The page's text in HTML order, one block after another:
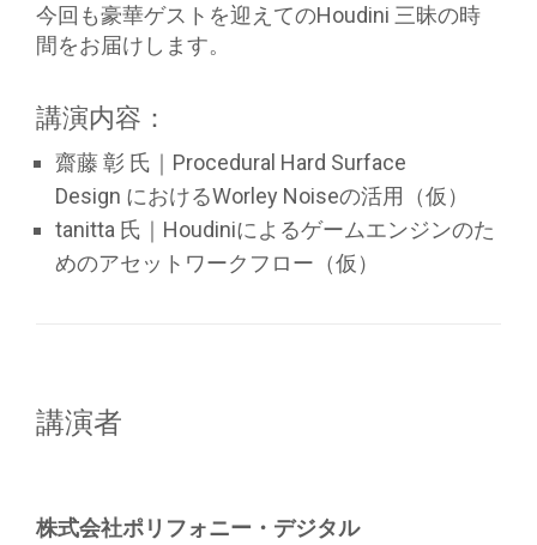
今回も豪華ゲストを迎えてのHoudini 三昧の時
間をお届けします。
講演内容：
齋藤 彰 氏｜ Procedural Hard Surface
Design におけるWorley Noiseの活用 （仮 ）
tanitta 氏｜Houdiniによるゲームエンジンのた
めのアセットワークフロー（仮）
講演者
株式会社ポリフォニー・デジタル